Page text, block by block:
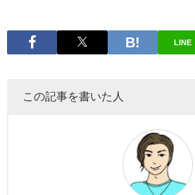
LINE
この記事を書いた人